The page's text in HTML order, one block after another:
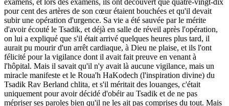
pour cent des artères de son cœur étaient bouchées et qu'il devait
subir une opération d'urgence. Sa vie a été sauvée par le mérite
d'avoir écouté le Tsadik, et déjà en salle de réveil après l'opération,
on lui a expliqué que s'il était arrivé quelques heures plus tard, il
aurait pu mourir d'un arrêt cardiaque, à Dieu ne plaise, et ils l'ont
félicité pour la vigilance dont il avait fait preuve en venant à
l'hôpital. Mais il savait qu'il n'y avait là aucune vigilance, mais un
miracle manifeste et le Roua'h HaKodech (l'inspiration divine) du
Tsadik Rav Berland chlita, et s'il méritait des louanges, c'était
uniquement pour avoir décidé d'obéir au Tsadik et de ne pas
mépriser ses paroles bien qu'il ne les ait pas comprises du tout. Mais